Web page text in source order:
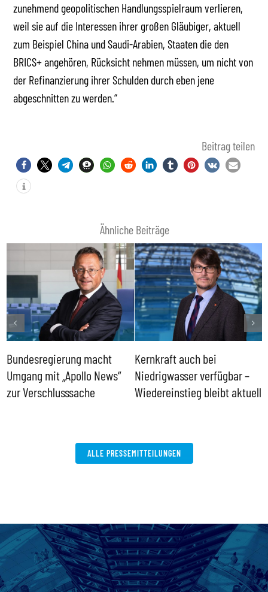
zunehmend geopolitischen Handlungsspielraum verlieren,
weil sie auf die Interessen ihrer großen Gläubiger, aktuell
zum Beispiel China und Saudi-Arabien, Staaten die den
BRICS+ angehören, Rücksicht nehmen müssen, um nicht von
der Refinanzierung ihrer Schulden durch eben jene
abgeschnitten zu werden.“
Beitrag teilen
Ähnliche Beiträge
Bundesregierung macht
Umgang mit „Apollo News“
zur Verschlusssache
Kernkraft auch bei
Niedrigwasser verfügbar –
Wiedereinstieg bleibt aktuell
ALLE PRESSEMITTEILUNGEN